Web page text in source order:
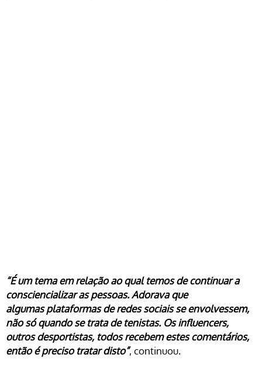
“É um tema em relação ao qual temos de continuar a
consciencializar as pessoas. Adorava que
algumas plataformas de redes sociais se envolvessem,
não só quando se trata de tenistas. Os influencers,
outros desportistas, todos recebem estes comentários,
então é preciso tratar disto”, continuou.